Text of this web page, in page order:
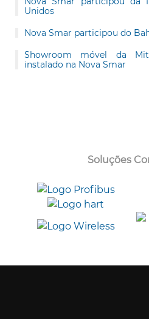
Unidos
Nova Smar participou do
Showroom móvel da
instalado na Nova Smar
Soluções